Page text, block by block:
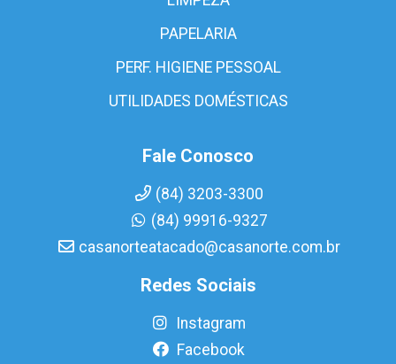
PAPELARIA
PERF. HIGIENE PESSOAL
UTILIDADES DOMÉSTICAS
Fale Conosco
(84) 3203-3300
(84) 99916-9327
casanorteatacado@casanorte.com.br
Redes Sociais
Instagram
Facebook